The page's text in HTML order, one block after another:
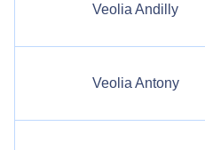
Veolia Andilly
Veolia Antony